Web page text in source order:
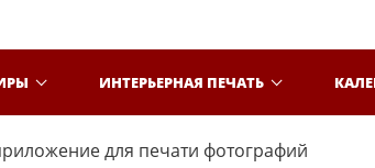
ИНТЕРЬЕРНАЯ ПЕЧАТЬ
для печати фотографий